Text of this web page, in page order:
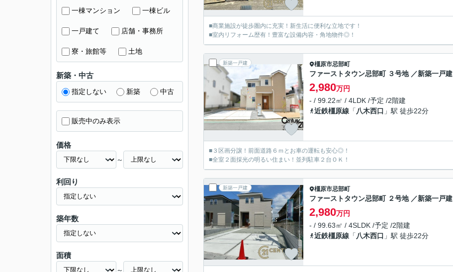
■商業施設が徒歩圏内に充実！新生活に便利な立地です！
■室内リフォーム歴有！豊富な設備内容・角地物件◎！
新築一戸建 橿原市忌部町
ファーストタウン忌部町 ３号地 ／新築一戸建
2,980万円
- / 99.22㎡ / 4LDK /予定 /2階建
近鉄橿原線 「 八木西口 」駅 徒歩22分
■３区画分譲！前面道路６ｍとお車の運転も安心◎！
■全室２面採光の明るい住まい！並列駐車２台ＯＫ！
新築一戸建 橿原市忌部町
ファーストタウン忌部町 ２号地 ／新築一戸建
2,980万円
- / 99.63㎡ / 4SLDK /予定 /2階建
近鉄橿原線 「 八木西口 」駅 徒歩22分
一棟マンション 一棟ビル
一戸建て 店舗・事務所
寮・旅館等 土地
新築・中古
指定しない 新築 中古
販売中のみ表示
価格
～
利回り
築年数
面積
～